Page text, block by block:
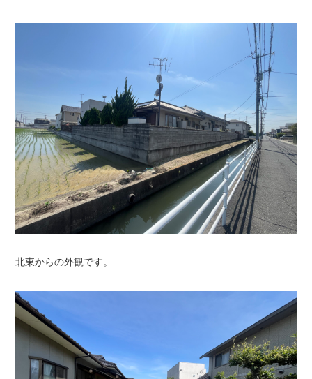
北東からの外観です。